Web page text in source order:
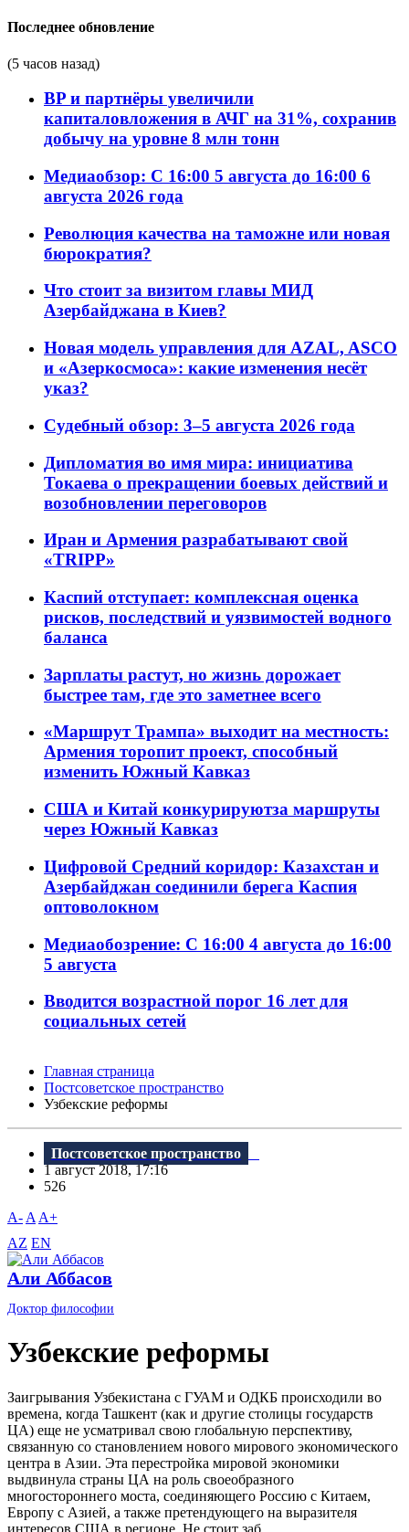
Последнее обновление
(5 часов назад)
BP и партнёры увеличили
капиталовложения в АЧГ на 31%, сохранив
добычу на уровне 8 млн тонн
Медиаобзор: С 16:00 5 августа до 16:00 6
августа 2026 года
Революция качества на таможне или новая
бюрократия?
Что стоит за визитом главы МИД
Азербайджана в Киев?
Новая модель управления для AZAL, ASCO
и «Азеркосмоса»: какие изменения несёт
указ?
Судебный обзор: 3–5 августа 2026 года
Дипломатия во имя мира: инициатива
Токаева о прекращении боевых действий и
возобновлении переговоров
Иран и Армения разрабатывают свой
«TRIPP»
Каспий отступает: комплексная оценка
рисков, последствий и уязвимостей водного
баланса
Зарплаты растут, но жизнь дорожает
быстрее там, где это заметнее всего
«Маршрут Трампа» выходит на местность:
Армения торопит проект, способный
изменить Южный Кавказ
США и Китай конкурируютза маршруты
через Южный Кавказ
Цифровой Средний коридор: Казахстан и
Азербайджан соединили берега Каспия
оптоволокном
Медиаобозрение: С 16:00 4 августа до 16:00
5 августа
Вводится возрастной порог 16 лет для
социальных сетей
Главная страница
Постсоветское пространство
Узбекские реформы
Постсоветское пространство
1 август 2018, 17:16
526
A- A A+
AZ EN
Али Аббасов
Доктор философии
Узбекские реформы
Заигрывания Узбекистана с ГУАМ и ОДКБ происходили во
времена, когда Ташкент (как и другие столицы государств
ЦА) еще не усматривал свою глобальную перспективу,
связанную со становлением нового мирового экономического
центра в Азии. Эта перестройка мировой экономики
выдвинула страны ЦА на роль своеобразного
многостороннего моста, соединяющего Россию с Китаем,
Европу с Азией, а также претендующего на выразителя
интересов США в регионе. Не стоит заб...